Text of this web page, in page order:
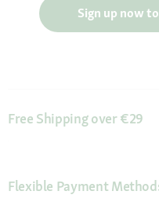
Sign up now
Free Shipping over €29
Flexible Payment